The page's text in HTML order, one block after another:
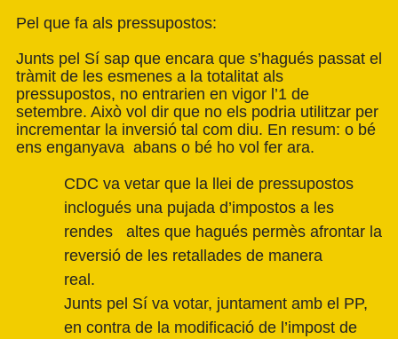
Pel que fa als pressupostos:
Junts pel Sí sap que encara que s’hagués passat el
tràmit de les esmenes a la totalitat als
pressupostos, no entrarien en vigor l’1 de
setembre. Això vol dir que no els podria utilitzar per
incrementar la inversió tal com diu. En resum: o bé
ens enganyava abans o bé ho vol fer ara.
CDC va vetar que la llei de pressupostos
inclogués una pujada d’impostos a les
rendes altes que hagués permès afrontar la
reversió de les retallades de manera
real.
Junts pel Sí va votar, juntament amb el PP,
en contra de la modificació de l’impost de